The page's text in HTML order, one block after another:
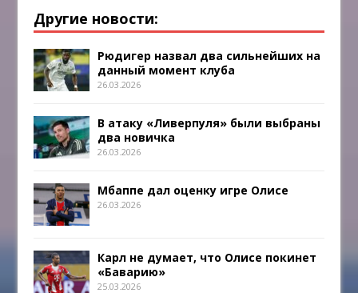
Другие новости:
Рюдигер назвал два сильнейших на
данный момент клуба
26.03.2026
В атаку «Ливерпуля» были выбраны
два новичка
26.03.2026
Мбаппе дал оценку игре Олисе
26.03.2026
Карл не думает, что Олисе покинет
«Баварию»
25.03.2026